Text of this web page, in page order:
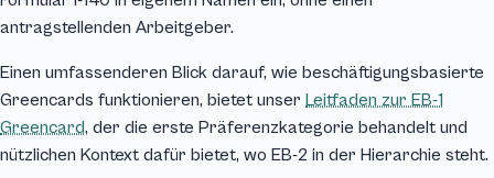
antragstellenden Arbeitgeber.
Einen umfassenderen Blick darauf, wie beschäftigungsbasierte
Greencards funktionieren, bietet unser Leitfaden zur EB-1
Greencard, der die erste Präferenzkategorie behandelt und
nützlichen Kontext dafür bietet, wo EB-2 in der Hierarchie steht.